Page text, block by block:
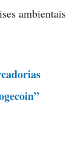
ambientais